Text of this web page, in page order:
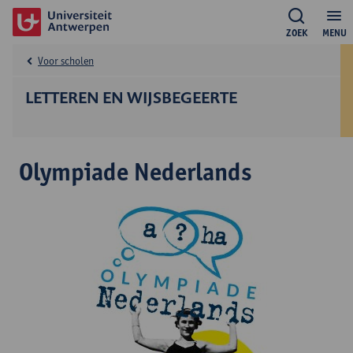
MENU
ZOEK
LETTEREN EN WIJSBEGEERTE
Voor scholen
Olympiade Nederlands